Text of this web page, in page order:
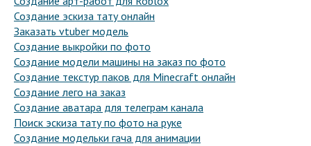
Создание эскиза тату онлайн
Заказать vtuber модель
Создание выкройки по фото
Создание модели машины на заказ по фото
Создание текстур паков для Minecraft онлайн
Создание лего на заказ
Создание аватара для телеграм канала
Поиск эскиза тату по фото на руке
Создание модельки гача для анимации